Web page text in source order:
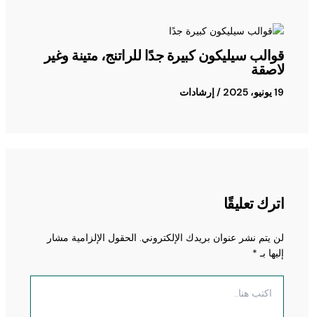
قوالب سيليكون كبيرة جدًا للراتنج، متينة وغير
لاصقة
19 يونيو، 2025 /إرشادات
اترك تعليقًا
لن يتم نشر عنوان بريدك الإلكتروني. الحقول الإلزامية مشار
إليها بـ *
هنا..